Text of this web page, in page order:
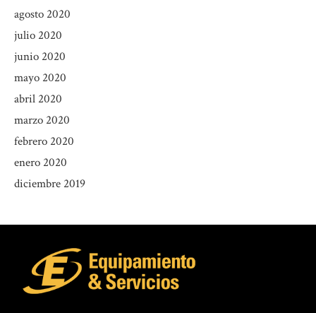
agosto 2020
julio 2020
junio 2020
mayo 2020
abril 2020
marzo 2020
febrero 2020
enero 2020
diciembre 2019